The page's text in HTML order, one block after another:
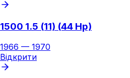
1500 1.5 (11) (44 Hp)
1966 — 1970
Відкрити